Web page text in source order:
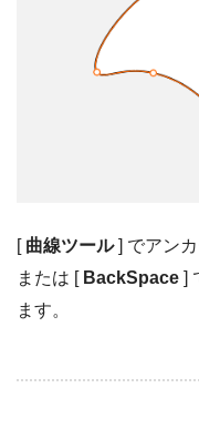
[ 曲線ツール] でアン
または [ BackSpace ]
ます。